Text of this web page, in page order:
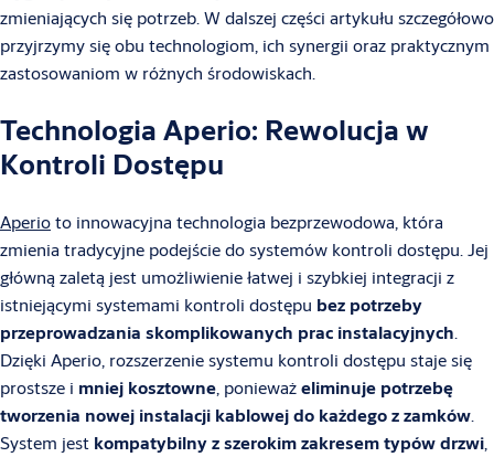
zmieniających się potrzeb. W dalszej części artykułu szczegółowo
przyjrzymy się obu technologiom, ich synergii oraz praktycznym
zastosowaniom w różnych środowiskach.
Technologia Aperio: Rewolucja w
Kontroli Dostępu
Aperioto innowacyjna technologia bezprzewodowa, która
zmienia tradycyjne podejście do systemów kontroli dostępu. Jej
główną zaletą jest umożliwienie łatwej i szybkiej integracji z
istniejącymi systemami kontroli dostępu bez potrzeby
przeprowadzania skomplikowanych prac instalacyjnych.
Dzięki Aperio, rozszerzenie systemu kontroli dostępu staje się
prostsze i mniej kosztowne, ponieważeliminuje potrzebę
tworzenia nowej instalacji kablowej do każdego z zamków.
System jest kompatybilny z szerokim zakresem typów drzwi,